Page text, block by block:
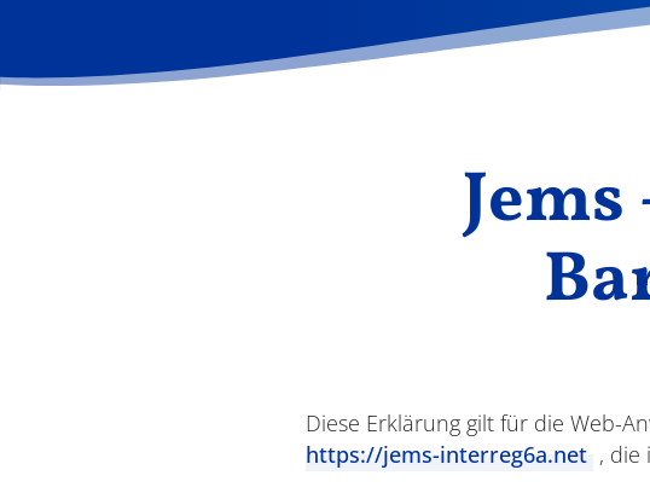
Diese Erklärung gilt für die Web-
https://jems-interreg6a.net , die